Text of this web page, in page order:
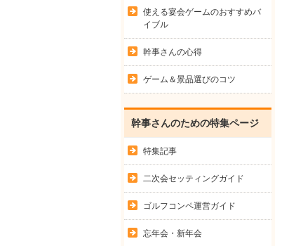
使える宴会ゲームのおすすめバ
イブル
幹事さんの心得
ゲーム＆景品選びのコツ
幹事さんのための特集ページ
特集記事
二次会セッティングガイド
ゴルフコンペ運営ガイド
忘年会・新年会